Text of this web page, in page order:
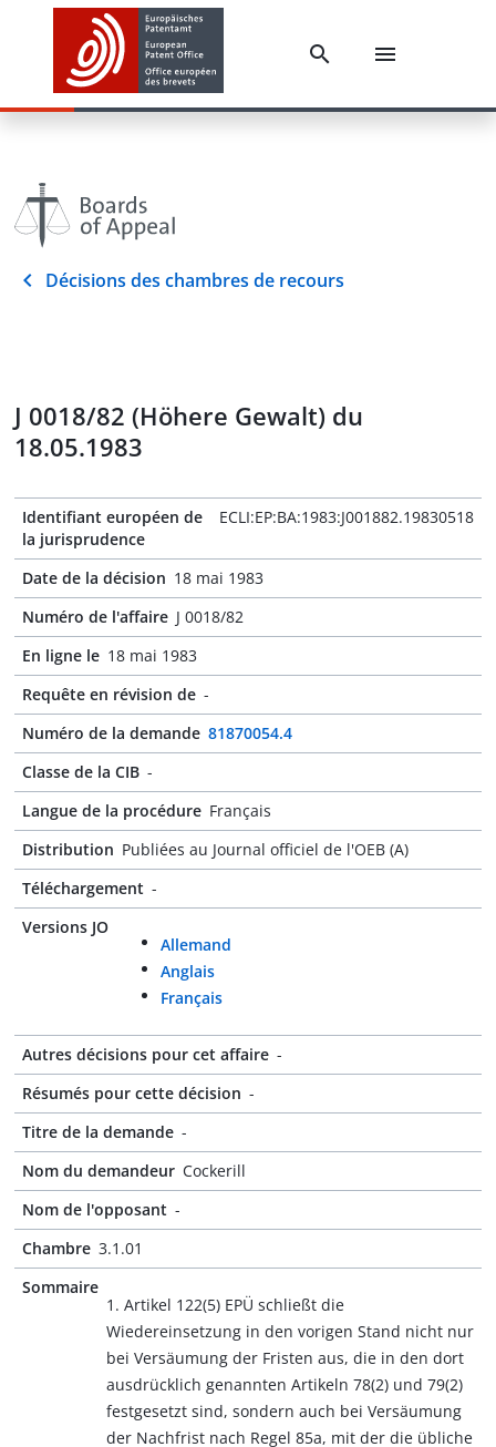
Décisions des chambres de recours
J 0018/82 (Höhere Gewalt) du
18.05.1983
Identifiant européen de
la jurisprudence
ECLI:EP:BA:1983:J001882.19830518
Date de la décision 18 mai 1983
Numéro de l'affaire J 0018/82
En ligne le 18 mai 1983
Requête en révision de -
Numéro de la demande 81870054.4
Classe de la CIB -
Langue de la procédure Français
Distribution Publiées au Journal officiel de l'OEB (A)
Téléchargement -
Versions JO
Allemand
Anglais
Français
Autres décisions pour cet affaire -
Résumés pour cette décision -
Titre de la demande -
Nom du demandeur Cockerill
Nom de l'opposant -
Chambre 3.1.01
Sommaire
1. Artikel 122(5) EPÜ schließt die
Wiedereinsetzung in den vorigen Stand nicht nur
bei Versäumung der Fristen aus, die in den dort
ausdrücklich genannten Artikeln 78(2) und 79(2)
festgesetzt sind, sondern auch bei Versäumung
der Nachfrist nach Regel 85a, mit der die übliche